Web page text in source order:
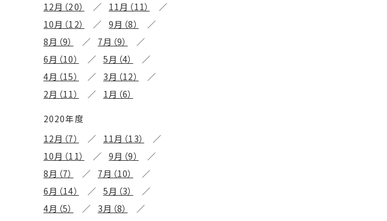
12月（20）
11月（11）
10月（12）
9月（8）
8月（9）
7月（9）
6月（10）
5月（4）
4月（15）
3月（12）
2月（11）
1月（6）
2020年度
12月（7）
11月（13）
10月（11）
9月（9）
8月（7）
7月（10）
6月（14）
5月（3）
4月（5）
3月（8）